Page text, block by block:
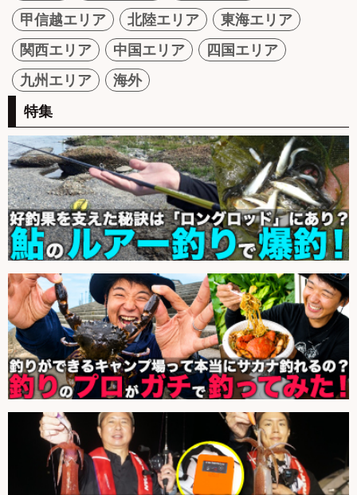
甲信越エリア
北陸エリア
東海エリア
関西エリア
中国エリア
四国エリア
九州エリア
海外
特集